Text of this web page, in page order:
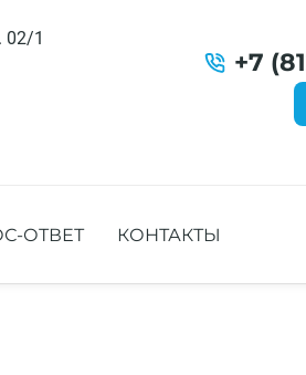
02/1
+7
ОТВЕТ КОНТАКТЫ